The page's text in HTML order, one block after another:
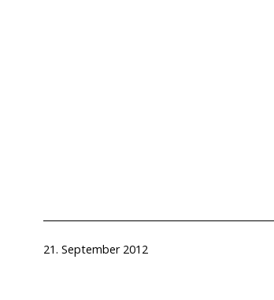
Veröffentlicht
21. September 2012